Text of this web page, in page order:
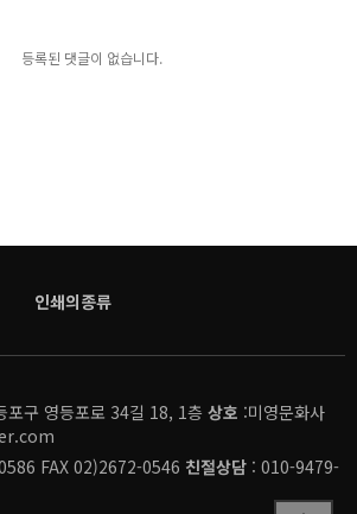
등록된 댓글이 없습니다.
인쇄의종류
포구 영등포로 34길 18, 1층 상호 :미영문화사
FAX 02)2672-0546 친절상담 : 010-9479-